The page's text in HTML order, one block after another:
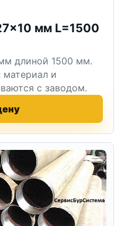
мм L=1500
длиной 1500 мм.
материал и
с заводом.